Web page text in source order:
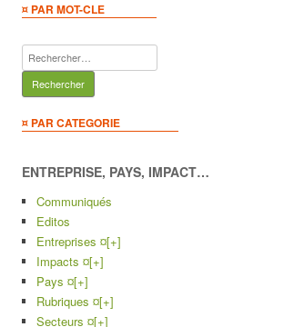
¤ PAR MOT-CLE
Rechercher :
¤ PAR CATEGORIE
ENTREPRISE, PAYS, IMPACT…
Communiqués
Editos
Entreprises ¤[+]
Impacts ¤[+]
Pays ¤[+]
Rubriques ¤[+]
Secteurs ¤[+]